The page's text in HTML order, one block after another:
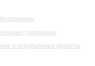
программы
и специальные проекты